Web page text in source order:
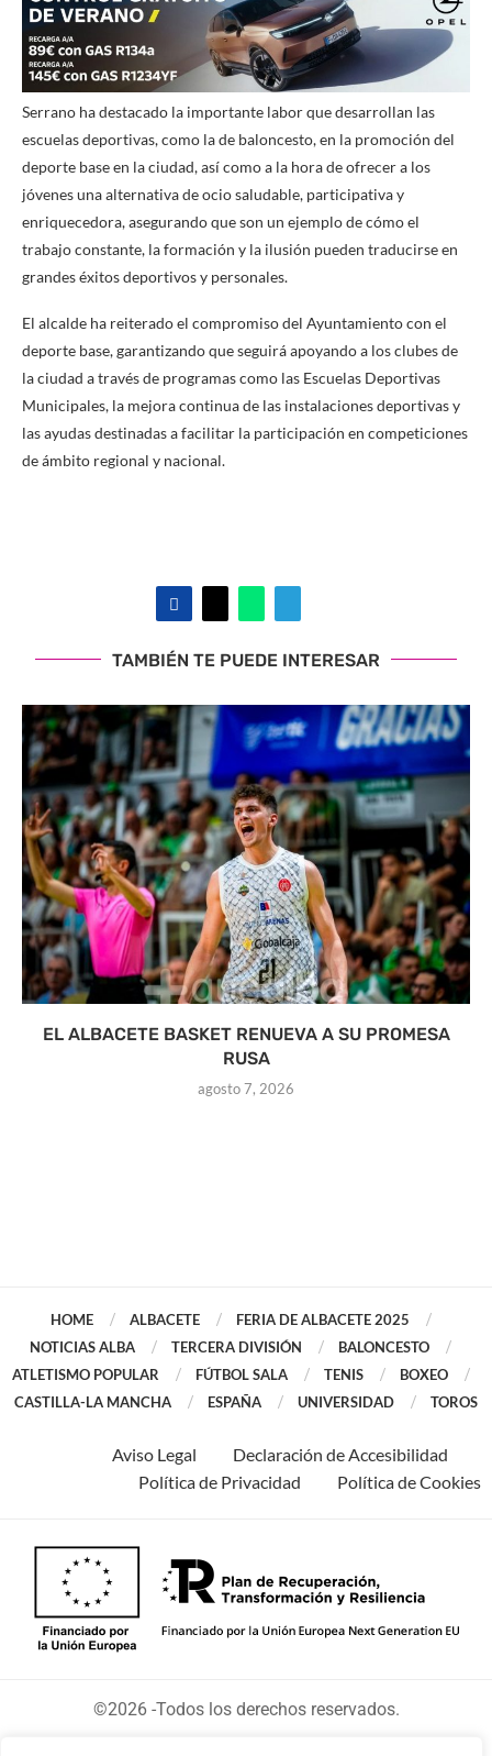
Serrano ha destacado la importante labor que desarrollan las
escuelas deportivas, como la de baloncesto, en la promoción del
deporte base en la ciudad, así como a la hora de ofrecer a los
jóvenes una alternativa de ocio saludable, participativa y
enriquecedora, asegurando que son un ejemplo de cómo el
trabajo constante, la formación y la ilusión pueden traducirse en
grandes éxitos deportivos y personales.
El alcalde ha reiterado el compromiso del Ayuntamiento con el
deporte base, garantizando que seguirá apoyando a los clubes de
la ciudad a través de programas como las Escuelas Deportivas
Municipales, la mejora continua de las instalaciones deportivas y
las ayudas destinadas a facilitar la participación en competiciones
de ámbito regional y nacional.
TAMBIÉN TE PUEDE INTERESAR
EL ALBACETE BASKET RENUEVA A SU PROMESA
RUSA
agosto 7, 2026
HOME ALBACETE
FERIA DE ALBACETE 2025
NOTICIAS ALBA
TERCERA DIVISIÓN
BALONCESTO
ATLETISMO POPULAR
FÚTBOL SALA TENIS
BOXEO
CASTILLA-LA MANCHA
ESPAÑA UNIVERSIDAD TOROS
Aviso Legal
Declaración de Accesibilidad
Política de Privacidad
Política de Cookies
©2026 -Todos los derechos reservados.